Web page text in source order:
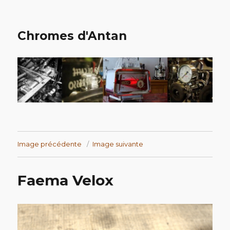
Chromes d'Antan
Image précédente Image suivante
Faema Velox